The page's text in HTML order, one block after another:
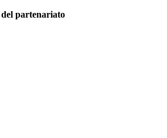
del partenariato